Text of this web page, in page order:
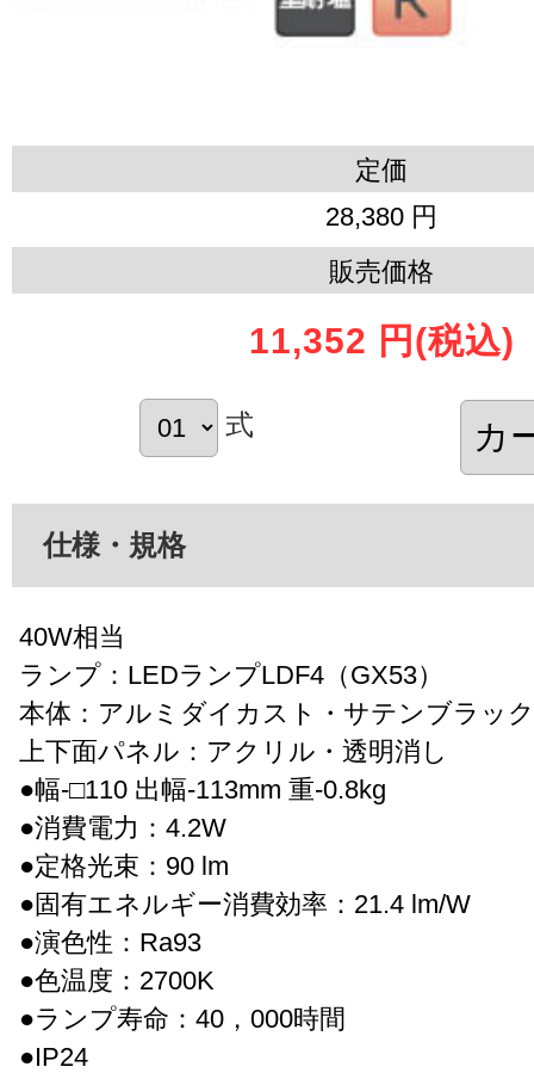
定価
28,380 円
販売価格
11,352 円 (税込)
式
仕様・規格
40W相当
ランプ：LEDランプLDF4（GX53）
本体：アルミダイカスト・サテンブラッ
上下面パネル：アクリル・透明消し
●幅-□110 出幅-113mm 重-0.8kg
●消費電力：4.2W
●定格光束：90 lm
●固有エネルギー消費効率：21.4 lm/W
●演色性：Ra93
●色温度：2700K
●ランプ寿命：40，000時間
●IP24